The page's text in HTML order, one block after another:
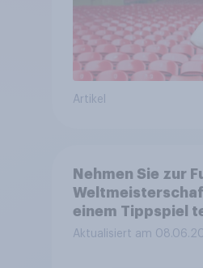
Artikel
Nehmen Sie zur
einem Tippspiel
Aktualisiert am